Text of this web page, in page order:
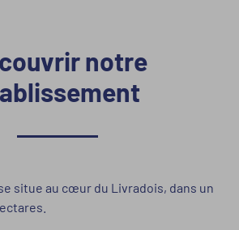
notre
se situe au cœur du Livradois, dans un